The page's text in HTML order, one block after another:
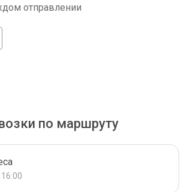
отправлении
по маршруту